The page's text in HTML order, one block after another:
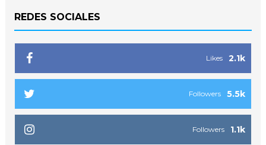
REDES SOCIALES
2.1k
Likes
5.5k
Followers
1.1k
Followers